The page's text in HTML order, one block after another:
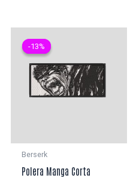
-13%
-13%
Berserk
Polera Manga Corta